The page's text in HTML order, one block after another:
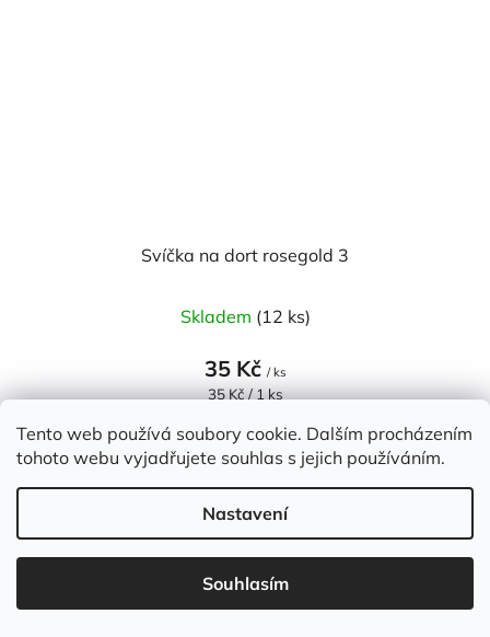
Tento web používá soubory cookie. Dalším procházením
tohoto webu vyjadřujete souhlas s jejich používáním.
Nastavení
Souhlasím
Svíčka na dort rosegold 3
Skladem (12 ks)
35 Kč / ks
Měrná
35 Kč / 1 ks